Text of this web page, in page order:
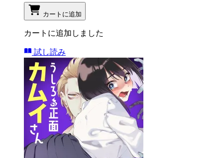
カートに追加
カートに追加しました
試し読み